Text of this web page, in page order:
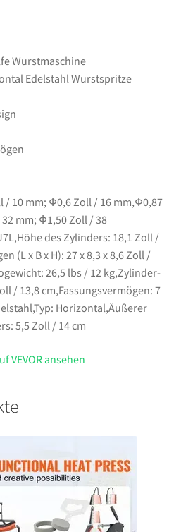
Wurstmaschine
Edelstahl Wurstspritze
/ 10 mm; Φ0,6 Zoll / 16 mm,Φ0,87
mm; Φ1,50 Zoll / 38
des Zylinders: 18,1 Zoll /
(L x B x H): 27 x 8,3 x 8,6 Zoll /
26,5 lbs / 12 kg,Zylinder-
/ 13,8 cm,Fassungsvermögen: 7
Horizontal,Äußerer
5,5 Zoll / 14 cm
VEVOR ansehen